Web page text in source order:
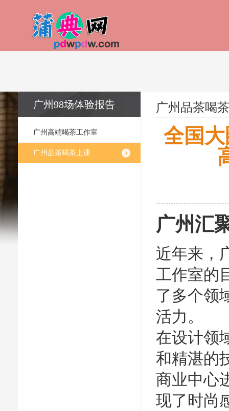
广州98场体验报告
广州高端喝茶工作室
广州品茶喝茶上课
广州品茶喝
全国
广州汇
近年来，
工作室的
了多个领
活力。
在设计领
和精湛的
商业中心
现了时尚